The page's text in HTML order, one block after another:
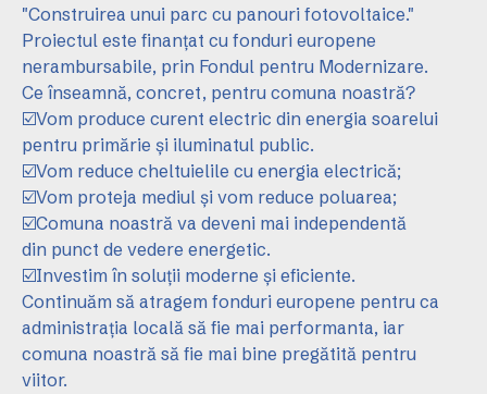
"Construirea unui parc cu panouri fotovoltaice."
Proiectul este finanțat cu fonduri europene
nerambursabile, prin Fondul pentru Modernizare.
Ce înseamnă, concret, pentru comuna noastră?
☑️Vom produce curent electric din energia soarelui
pentru primărie și iluminatul public.
☑️Vom reduce cheltuielile cu energia electrică;
☑️Vom proteja mediul și vom reduce poluarea;
☑️Comuna noastră va deveni mai independentă
din punct de vedere energetic.
☑️Investim în soluții moderne și eficiente.
Continuăm să atragem fonduri europene pentru ca
administrația locală să fie mai performanta, iar
comuna noastră să fie mai bine pregătită pentru
viitor.